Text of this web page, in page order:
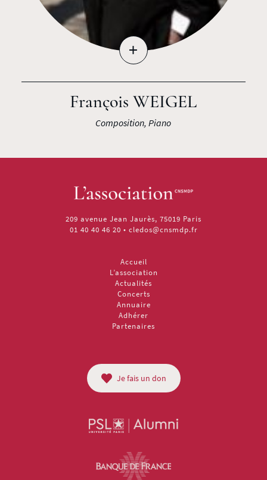
+
François WEIGEL
Composition, Piano
209 avenue Jean Jaurès, 75019 Paris
01 40 40 46 20 • cledos@cnsmdp.fr
Accueil
L’association
Actualités
Concerts
Annuaire
Adhérer
Partenaires
Je fais un don